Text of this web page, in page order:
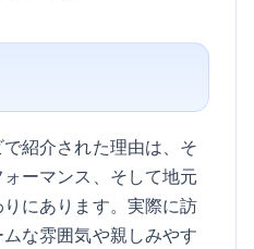
紹介された理由は、そ
ーマンス、そして地元
にあります。実際に訪
な雰囲気や親しみやす